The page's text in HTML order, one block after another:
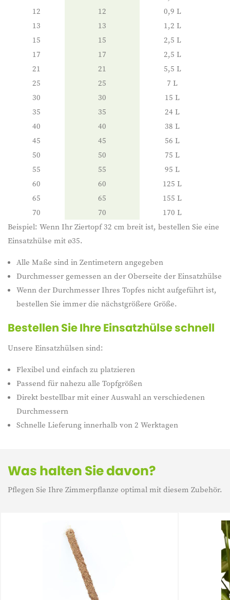
Was halten Sie davon?
Pflegen Sie Ihre Zimmerpflanze optimal mit diesem Zubehör.
12
12
0,9 L
13
13
1,2 L
15
15
2,5 L
17
17
2,5 L
21
21
5,5 L
25
25
7 L
30
30
15 L
35
35
24 L
40
40
38 L
45
45
56 L
50
50
75 L
55
55
95 L
60
60
125 L
65
65
155 L
70
70
170 L
Beispiel: Wenn Ihr Ziertopf 32 cm breit ist, bestellen Sie eine
Einsatzhülse mit ø35.
Alle Maße sind in Zentimetern angegeben
Durchmesser gemessen an der Oberseite der Einsatzhülse
Wenn der Durchmesser Ihres Topfes nicht aufgeführt ist,
bestellen Sie immer die nächstgrößere Größe.
Bestellen Sie Ihre Einsatzhülse schnell
Unsere Einsatzhülsen sind:
Flexibel und einfach zu platzieren
Passend für nahezu alle Topfgrößen
Direkt bestellbar mit einer Auswahl an verschiedenen
Durchmessern
Schnelle Lieferung innerhalb von 2 Werktagen